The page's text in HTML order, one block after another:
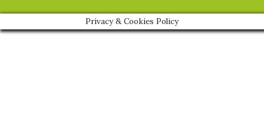
Privacy & Cookies Policy